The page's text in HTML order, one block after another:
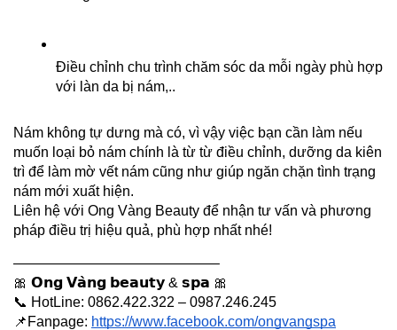
Điều chỉnh chu trình chăm sóc da mỗi ngày phù hợp
với làn da bị nám,..
Nám không tự dưng mà có, vì vậy việc bạn cần làm nếu
muốn loại bỏ nám chính là từ từ điều chỉnh, dưỡng da kiên
trì để làm mờ vết nám cũng như giúp ngăn chặn tình trạng
nám mới xuất hiện.
Liên hệ với Ong Vàng Beauty để nhận tư vấn và phương
pháp điều trị hiệu quả, phù hợp nhất nhé!
——————————————–
🎀 𝗢𝗻𝗴 𝗩𝗮̀𝗻𝗴 𝗯𝗲𝗮𝘂𝘁𝘆 & 𝘀𝗽𝗮 🎀
📞 HotLine: 0862.422.322 – 0987.246.245
📌Fanpage: https://www.facebook.com/ongvangspa